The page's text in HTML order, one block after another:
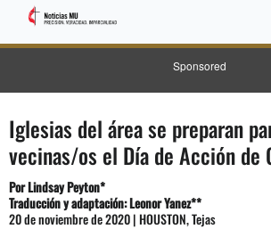
Sponsored
Iglesias del área se preparan
vecinas/os el Día de Acción de
Por Lindsay Peyton*
Traducción y adaptación: Leonor Yanez**
20 de noviembre de 2020 | HOUSTON, Tejas